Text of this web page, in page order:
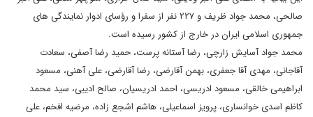
صالحی، محمد جواد ظریف و ۲۲۷ نفر از سفرا و رؤسای ادوار نمایندگی های
جمهوری اسلامی ایران در خارج از کشور رسیده است.
محمد جواد آسایش زارچی، رضا آستانه پرست، حمید رضا آصفی، سعادت
آقاجانی، مهدی آقا جعفری، بهمن آقارضی، رضا آقارضی، علی آهنی، مسعود
ابراهیمی خالقی، مسعود ادریسی، احمد ادریسیان، صالح ادیبی، سید محمد
کاظم اسدی خوانساری، پرویز اسماعیلی، هاشم اشجع زاده، مرضیه افخم، علی